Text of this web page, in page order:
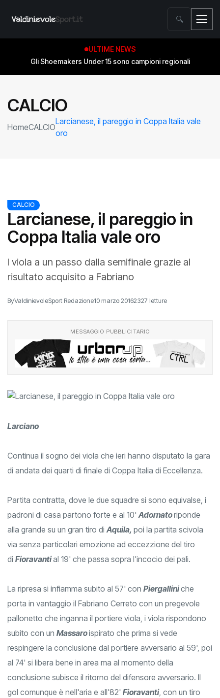
🔍
ULTIME NEWS
Gli Shoemakers Under 15 sono campioni regionali
CALCIO
HomeCALCIO
Larcianese, il pareggio in Coppa Italia vale
oro
CALCIO
Larcianese, il pareggio in
Coppa Italia vale oro
I viola a un passo dalla semifinale grazie al
risultato acquisito a Fabriano
ByValdinievoleSport Redazione10 marzo 20162327 letture
MESSAGGIO PUBBLICITARIO
Larciano
Continua il sogno dei viola che ieri hanno disputato la gara
di andata dei quarti di finale di Coppa Italia di Eccellenza.
Partita contratta, dove le due squadre si sono equivalse, i
padroni di casa partono forte e al 10'Adornatoriponde
alla grande su un gran tiro diAquila, poi la partita scivola
via senza particolari emozione ad eccezzione del tiro
di Fioravantial 19' che passa sopra l'incocio dei pali.
La ripresa si infiamma subito al 57' con Piergalliniche
porta in vantaggio il Fabriano Cerreto con un pregevole
pallonetto che inganna il portiere viola, i viola rispondono
subito con un Massaroispirato che prima si vede
respingere la conclusione dal portiere avversario al 59', poi
al 74' si libera bene in area ma al momento della
conclusione subisce il ritorno del difensore avversario. Il
gol comunque è nell'aria e all'82' Fioravanti, con un tiro